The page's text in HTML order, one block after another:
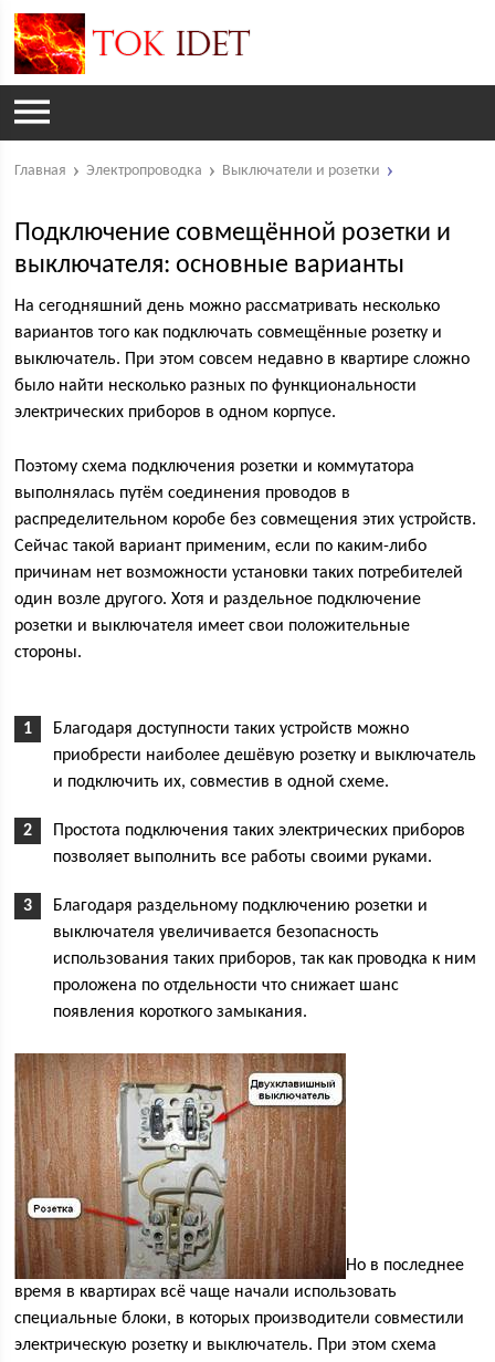
Главная Электропроводка Выключатели и розетки
Подключение совмещённой розетки и
выключателя: основные варианты
На сегодняшний день можно рассматривать несколько
вариантов того как подключать совмещённые розетку и
выключатель. При этом совсем недавно в квартире сложно
было найти несколько разных по функциональности
электрических приборов в одном корпусе.
Поэтому схема подключения розетки и коммутатора
выполнялась путём соединения проводов в
распределительном коробе без совмещения этих устройств.
Сейчас такой вариант применим, если по каким-либо
причинам нет возможности установки таких потребителей
один возле другого. Хотя и раздельное подключение
розетки и выключателя имеет свои положительные
стороны.
Благодаря доступности таких устройств можно
приобрести наиболее дешёвую розетку и выключатель
и подключить их, совместив в одной схеме.
Простота подключения таких электрических приборов
позволяет выполнить все работы своими руками.
Благодаря раздельному подключению розетки и
выключателя увеличивается безопасность
использования таких приборов, так как проводка к ним
проложена по отдельности что снижает шанс
появления короткого замыкания.
Но в последнее
время в квартирах всё чаще начали использовать
специальные блоки, в которых производители совместили
электрическую розетку и выключатель. При этом схема